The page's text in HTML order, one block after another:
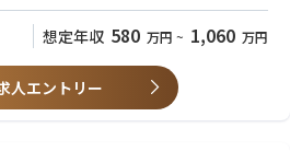
想定年収 580 万円 ~ 1,060 万円
人エントリー